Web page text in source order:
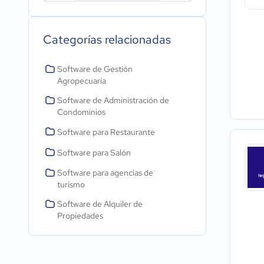
Categorías relacionadas
Software de Gestión
Agropecuaria
Software de Administración de
Condominios
Software para Restaurante
Software para Salón
Software para agencias de
turismo
Software de Alquiler de
Propiedades